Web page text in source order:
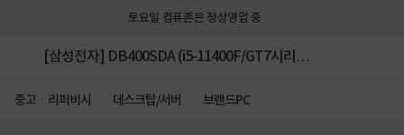
토요일 컴퓨존은 정상영업 중
[삼성전자] DB400SDA (i5-11400F/GT7시리
중고ㆍ리퍼비시 데스크탑/서버 브랜드PC